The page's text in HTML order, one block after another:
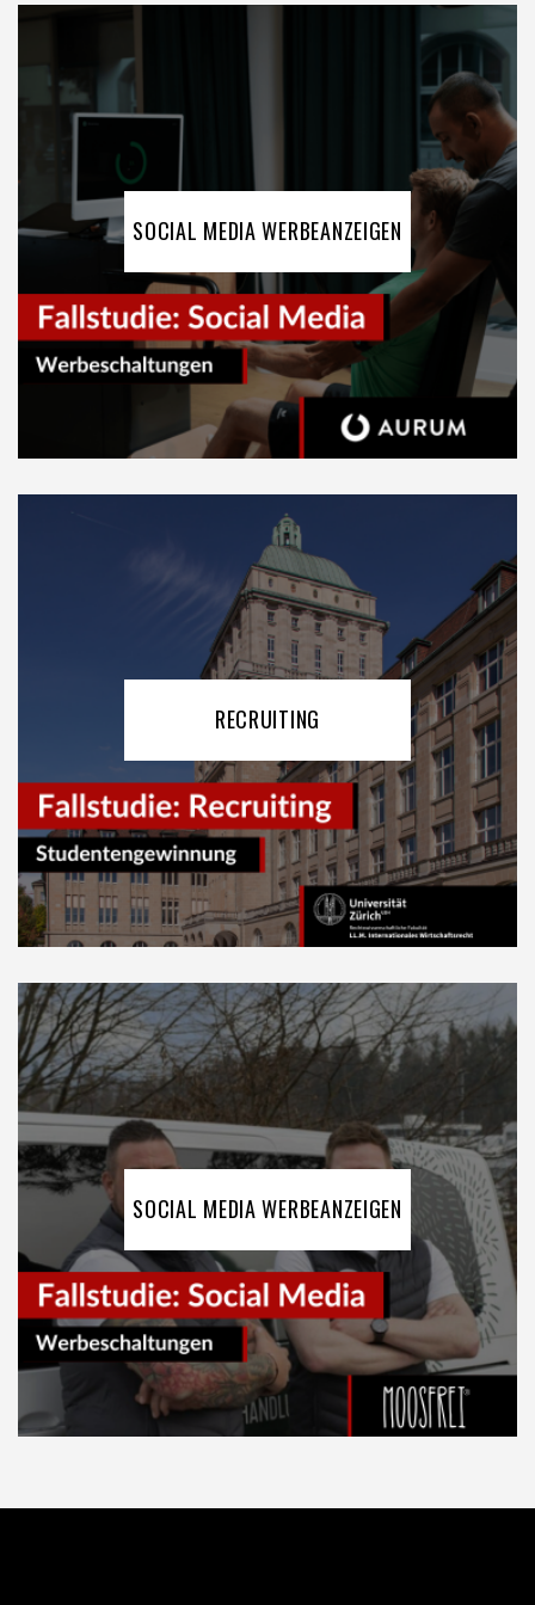
SOCIAL MEDIA WERBEANZEIGEN
RECRUITING
SOCIAL MEDIA WERBEANZEIGEN